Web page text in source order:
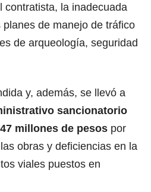
contratista, la inadecuada
de manejo de tráfico
de arqueología, seguridad
y, además, se llevó a
sancionatorio
millones de pesos por
obras y deficiencias en la
viales puestos en